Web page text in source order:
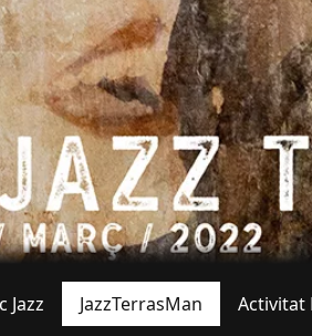
Jazz JazzTerrasMan Activitat